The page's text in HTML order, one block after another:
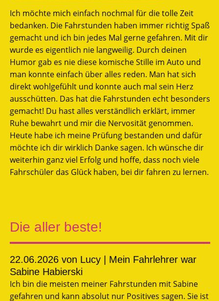
Ich möchte mich einfach nochmal für die tolle Zeit
bedanken. Die Fahrstunden haben immer richtig Spaß
gemacht und ich bin jedes Mal gerne gefahren. Mit dir
wurde es eigentlich nie langweilig. Durch deinen
Humor gab es nie diese komische Stille im Auto und
man konnte einfach über alles reden. Man hat sich
direkt wohlgefühlt und konnte auch mal sein Herz
ausschütten. Das hat die Fahrstunden echt besonders
gemacht! Du hast alles verständlich erklärt, immer
Ruhe bewahrt und mir die Nervosität genommen.
Heute habe ich meine Prüfung bestanden und dafür
möchte ich dir wirklich Danke sagen. Ich wünsche dir
weiterhin ganz viel Erfolg und hoffe, dass noch viele
Fahrschüler das Glück haben, bei dir fahren zu lernen.
Die aller beste!
22.06.2026 von Lucy | Mein Fahrlehrer war
Sabine Habierski
Ich bin die meisten meiner Fahrstunden mit Sabine
gefahren und kann absolut nur Positives sagen. Sie ist